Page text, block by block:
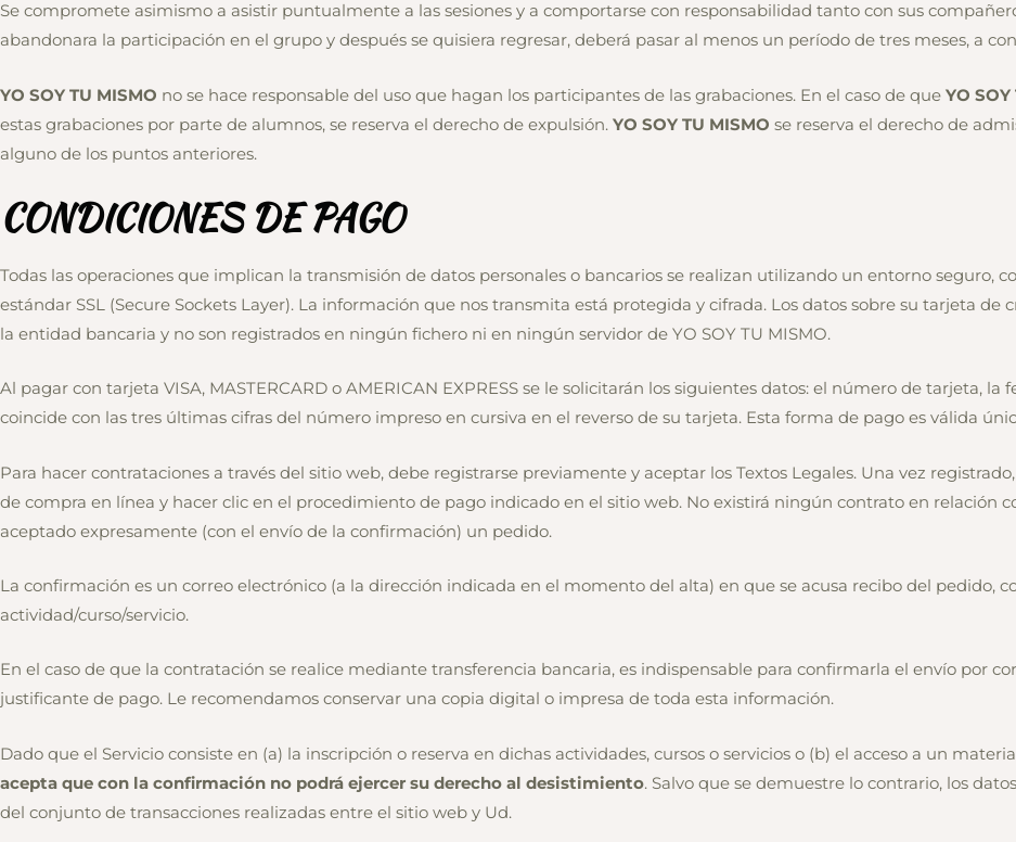
Se compromete asimismo a asistir puntualmente a las sesiones y a comportarse con responsabilidad tanto con sus
abandonara la participación en el grupo y después se quisiera regresar, deberá pasar al menos un período de tres meses, a
YO SOY TU MISMO no se hace responsable del uso que hagan los participantes de las grabaciones. En el caso de que YO SOY
estas grabaciones por parte de alumnos, se reserva el derecho de expulsión. YO SOY TU MISMO se reserva el derecho de
alguno de los puntos anteriores.
CONDICIONES DE PAGO
Todas las operaciones que implican la transmisión de datos personales o bancarios se realizan utilizando un entorno seguro,
estándar SSL (Secure Sockets Layer). La información que nos transmita está protegida y cifrada. Los datos sobre su tarjeta
la entidad bancaria y no son registrados en ningún fichero ni en ningún servidor de YO SOY TU MISMO.
Al pagar con tarjeta VISA, MASTERCARD o AMERICAN EXPRESS se le solicitarán los siguientes datos: el número de tarjeta,
coincide con las tres últimas cifras del número impreso en cursiva en el reverso de su tarjeta. Esta forma de pago es válida
Para hacer contrataciones a través del sitio web, debe registrarse previamente y aceptar los Textos Legales. Una vez
de compra en línea y hacer clic en el procedimiento de pago indicado en el sitio web. No existirá ningún contrato en relación
aceptado expresamente (con el envío de la confirmación) un pedido.
La confirmación es un correo electrónico (a la dirección indicada en el momento del alta) en que se acusa recibo del pedido,
actividad/curso/servicio.
En el caso de que la contratación se realice mediante transferencia bancaria, es indispensable para confirmarla el envío por
justificante de pago. Le recomendamos conservar una copia digital o impresa de toda esta información.
Dado que el Servicio consiste en (a) la inscripción o reserva en dichas actividades, cursos o servicios o (b) el acceso a un
acepta que con la confirmación no podrá ejercer su derecho al desistimiento. Salvo que se demuestre lo contrario, los
del conjunto de transacciones realizadas entre el sitio web y Ud.